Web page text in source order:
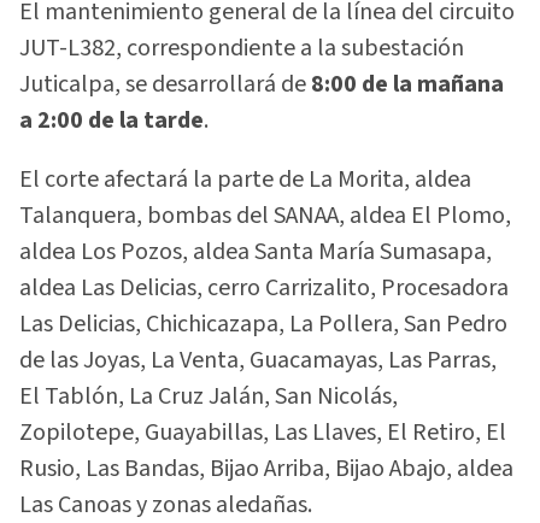
El mantenimiento general de la línea del circuito
JUT-L382, correspondiente a la subestación
Juticalpa, se desarrollará de8:00 de la mañana
a 2:00 de la tarde.
El corte afectará la parte de La Morita, aldea
Talanquera, bombas del SANAA, aldea El Plomo,
aldea Los Pozos, aldea Santa María Sumasapa,
aldea Las Delicias, cerro Carrizalito, Procesadora
Las Delicias, Chichicazapa, La Pollera, San Pedro
de las Joyas, La Venta, Guacamayas, Las Parras,
El Tablón, La Cruz Jalán, San Nicolás,
Zopilotepe, Guayabillas, Las Llaves, El Retiro, El
Rusio, Las Bandas, Bijao Arriba, Bijao Abajo, aldea
Las Canoas y zonas aledañas.